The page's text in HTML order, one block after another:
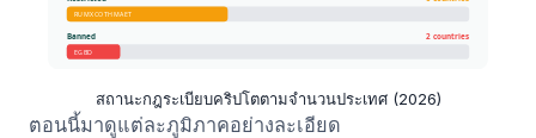
สถานะกฎระเบียบคริปโตตามจำนวนประเทศ (2026)
ตอนนี้มาดูแต่ละภูมิภาคอย่างละเอียด